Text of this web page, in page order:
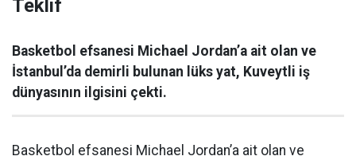
Teklif
Basketbol efsanesi Michael Jordan’a ait olan ve
İstanbul’da demirli bulunan lüks yat, Kuveytli iş
dünyasının ilgisini çekti.
Basketbol efsanesi Michael Jordan’a ait olan ve